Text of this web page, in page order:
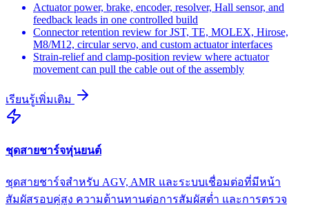
Actuator power, brake, encoder, resolver, Hall sensor, and
feedback leads in one controlled build
Connector retention review for JST, TE, MOLEX, Hirose,
M8/M12, circular servo, and custom actuator interfaces
Strain-relief and clamp-position review where actuator
movement can pull the cable out of the assembly
เรียนรู้เพิ่มเติม
ชุดสายชาร์จหุ่นยนต์
ชุดสายชาร์จสำหรับ AGV, AMR และระบบเชื่อมต่อที่มีหน้า
สัมผัสรอบคู่สูง ความต้านทานต่อการสัมผัสต่ำ และการตรวจ